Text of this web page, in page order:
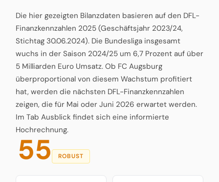
Die hier gezeigten Bilanzdaten basieren auf den DFL-
Finanzkennzahlen 2025 (Geschäftsjahr 2023/24,
Stichtag 30.06.2024). Die Bundesliga insgesamt
wuchs in der Saison 2024/25 um 6,7 Prozent auf über
5 Milliarden Euro Umsatz. Ob FC Augsburg
überproportional von diesem Wachstum profitiert
hat, werden die nächsten DFL-Finanzkennzahlen
zeigen, die für Mai oder Juni 2026 erwartet werden.
Im Tab Ausblick findet sich eine informierte
Hochrechnung.
55 ROBUST